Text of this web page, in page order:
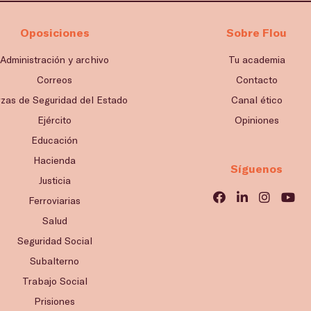
Oposiciones
Administración y archivo
Correos
de Seguridad del Estado
Ejército
Educación
Hacienda
Justicia
Ferroviarias
Salud
Seguridad Social
Subalterno
Trabajo Social
Prisiones
Sobre Flou
Tu academia
Contacto
Canal ético
Opiniones
Síguenos